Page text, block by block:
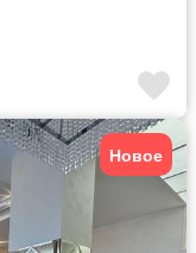
Новое